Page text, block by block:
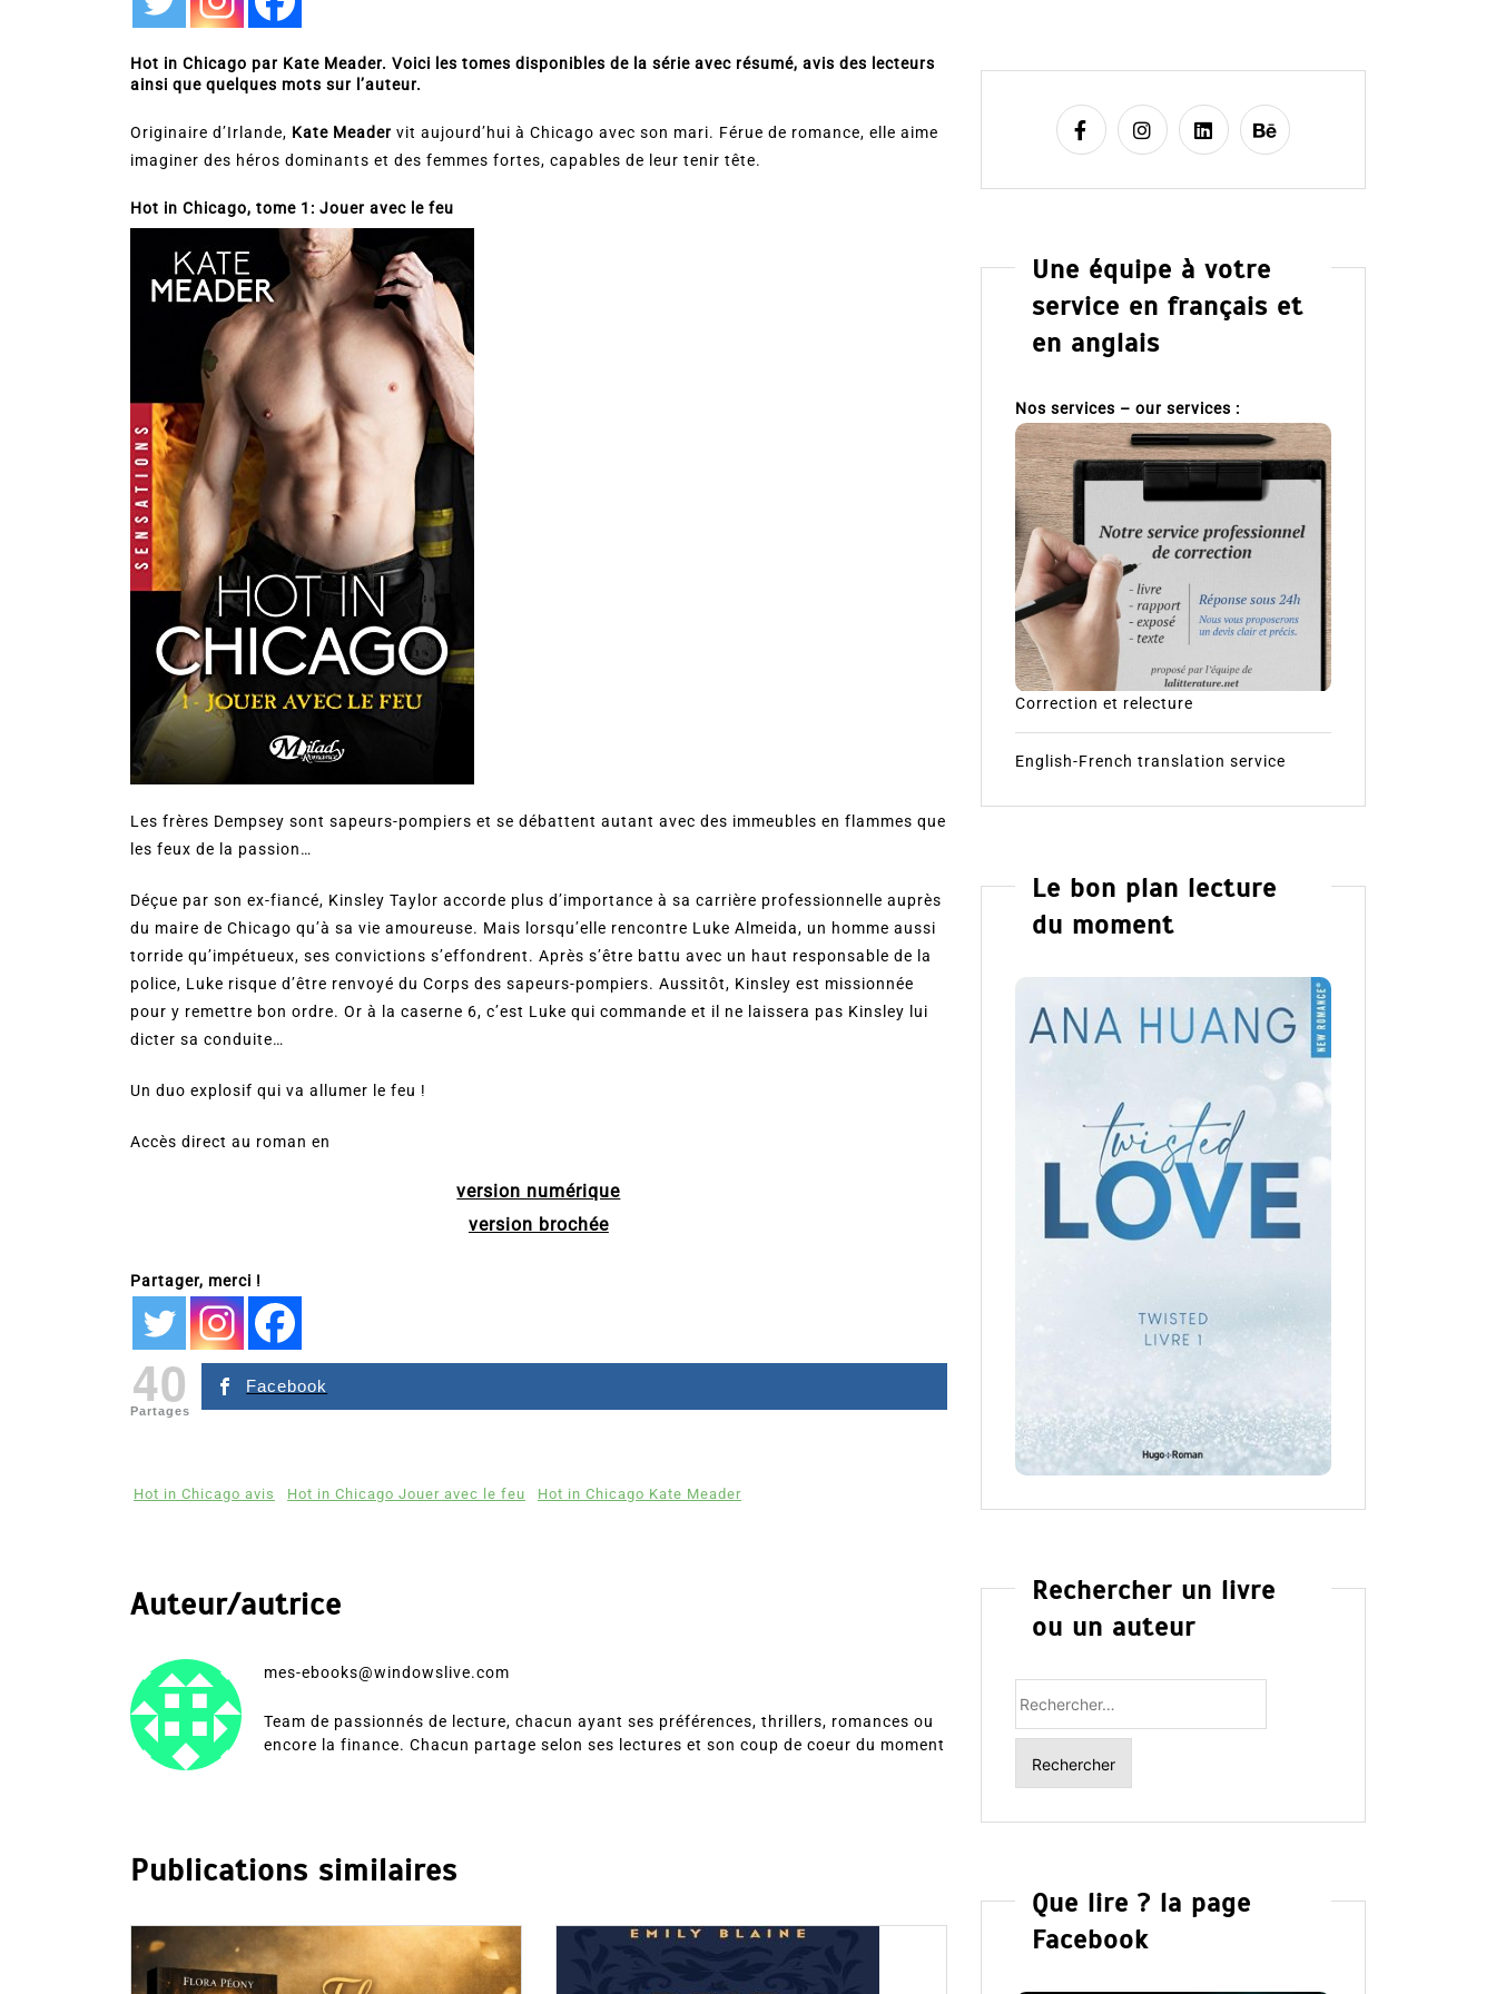
Hot in Chicago par Kate Meader. Voici les tomes disponibles de la série avec résumé, avis des lecteurs
ainsi que quelques mots sur l’auteur.
Originaire d’Irlande, Kate Meader vit aujourd’hui à Chicago avec son mari. Férue de romance, elle aime
imaginer des héros dominants et des femmes fortes, capables de leur tenir tête.
Hot in Chicago, tome 1: Jouer avec le feu
Les frères Dempsey sont sapeurs-pompiers et se débattent autant avec des immeubles en flammes que
les feux de la passion…
Déçue par son ex-fiancé, Kinsley Taylor accorde plus d’importance à sa carrière professionnelle auprès
du maire de Chicago qu’à sa vie amoureuse. Mais lorsqu’elle rencontre Luke Almeida, un homme aussi
torride qu’impétueux, ses convictions s’effondrent. Après s’être battu avec un haut responsable de la
police, Luke risque d’être renvoyé du Corps des sapeurs-pompiers. Aussitôt, Kinsley est missionnée
pour y remettre bon ordre. Or à la caserne 6, c’est Luke qui commande et il ne laissera pas Kinsley lui
dicter sa conduite…
Un duo explosif qui va allumer le feu !
Accès direct au roman en
version numérique
version brochée
Partager, merci !
40
Partages
Facebook
Hot in Chicago avis Hot in Chicago Jouer avec le feu Hot in Chicago Kate Meader
Auteur/autrice
mes-ebooks@windowslive.com
Team de passionnés de lecture, chacun ayant ses préférences, thrillers, romances ou
encore la finance. Chacun partage selon ses lectures et son coup de coeur du moment
Publications similaires
Une équipe à votre
service en français et
en anglais
Nos services – our services :
Correction et relecture
English-French translation service
Le bon plan lecture
du moment
Rechercher un livre
ou un auteur
Que lire ? la page
Facebook